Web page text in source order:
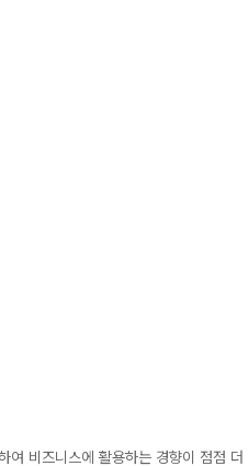
비즈니스에 활용하는 경향이 점점